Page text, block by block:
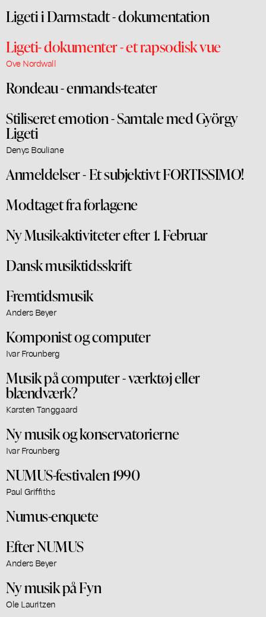
Ligeti i Darmstadt - dokumentation
Ligeti- dokumenter - et rapsodisk vue
Ove Nordwall
Rondeau - enmands-teater
Stiliseret emotion - Samtale med György
Ligeti
Denys Bouliane
Anmeldelser - Et subjektivt FORTISSIMO!
Modtaget fra forlagene
Ny Musik-aktiviteter efter 1. Februar
Dansk musiktidsskrift
Fremtidsmusik
Anders Beyer
Komponist og computer
Ivar Frounberg
Musik på computer - værktøj eller
blændværk?
Karsten Tanggaard
Ny musik og konservatorierne
Ivar Frounberg
NUMUS-festivalen 1990
Paul Griffiths
Numus-enquete
Efter NUMUS
Anders Beyer
Ny musik på Fyn
Ole Lauritzen